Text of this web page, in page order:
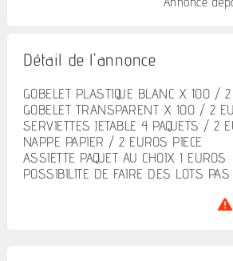
Détail de l'annonce
GOBELET PLASTIQUE BLANC X 100 /
GOBELET TRANSPARENT X 100 / 2
SERVIETTES JETABLE 4 PAQUETS / 2
NAPPE PAPIER / 2 EUROS PIECE
ASSIETTE PAQUET AU CHOIX 1 EUROS
POSSIBILITE DE FAIRE DES LOTS PAS